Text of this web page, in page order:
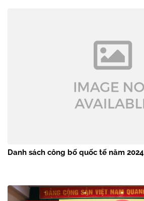
Danh sách công bố quốc tế năm 2024